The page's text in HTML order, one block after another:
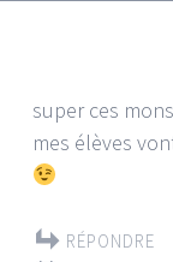
super ces
mes élèves
RÉPONDRE